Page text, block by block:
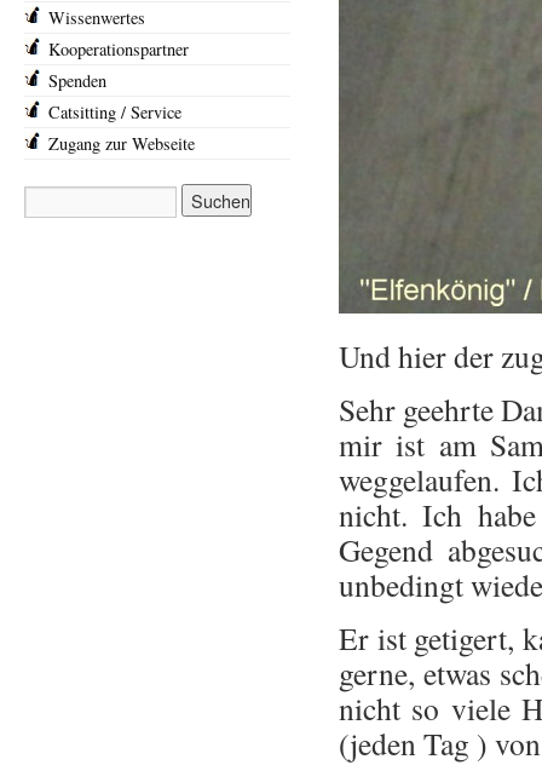
Und hier der
Sehr geehrte
mir ist am
weggelaufen.
nicht. Ich
Gegend
unbedingt
Er ist getigert,
gerne, etwas
nicht so viele
(jeden Tag )
Wissenwertes
Kooperationspartner
Spenden
Catsitting / Service
Zugang zur Webseite